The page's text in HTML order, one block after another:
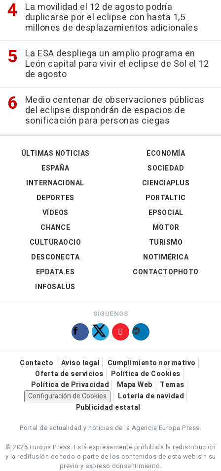
La movilidad el 12 de agosto podría
duplicarse por el eclipse con hasta 1,5
millones de desplazamientos adicionales
La ESA despliega un amplio programa en
León capital para vivir el eclipse de Sol el 12
de agosto
Medio centenar de observaciones públicas
del eclipse dispondrán de espacios de
sonificación para personas ciegas
ÚLTIMAS NOTICIAS
ESPAÑA
INTERNACIONAL
DEPORTES
VÍDEOS
ECONOMÍA
SOCIEDAD
CIENCIAPLUS
PORTALTIC
EPSOCIAL
CHANCE
CULTURAOCIO
DESCONECTA
EPDATA.ES
INFOSALUS
MOTOR
TURISMO
NOTIMÉRICA
CONTACTOPHOTO
SÍGUENOS
Contacto Aviso legal
Cumplimiento normativo
Oferta de servicios
Política de Cookies
Política de Privacidad
Mapa Web
Temas
Configuración de Cookies
Loteria de navidad
Publicidad estatal
Portal de actualidad y noticias de la Agencia Europa Press.
© 2026 Europa Press. Está expresamente prohibida la redistribución
y la redifusión de todo o parte de los contenidos de esta web sin su
previo y expreso consentimiento.